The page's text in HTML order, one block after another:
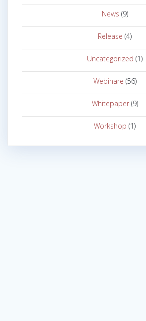
News (9)
Release (4)
Uncategorized (1)
Webinare (56)
Whitepaper(9)
Workshop (1)